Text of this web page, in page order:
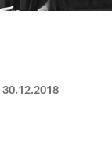
30.12.2018